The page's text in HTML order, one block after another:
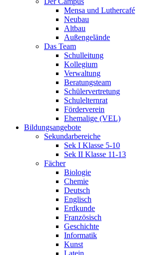
Mensa und Luthercafé
Neubau
Altbau
Außengelände
Das Team
Schulleitung
Kollegium
Verwaltung
Beratungsteam
Schülervertretung
Schulelternrat
Förderverein
Ehemalige (VEL)
Bildungsangebote
Sekundarbereiche
Sek I Klasse 5-10
Sek II Klasse 11-13
Fächer
Biologie
Chemie
Deutsch
Englisch
Erdkunde
Französisch
Geschichte
Informatik
Kunst
Latein